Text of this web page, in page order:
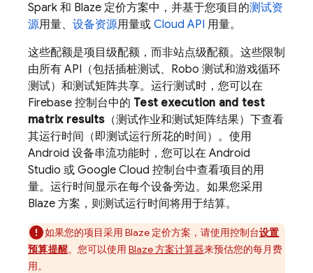
Spark 和 Blaze 定价方案中，并基于您项目的测试资
源用量、 设备资源用量或 Cloud API 用量。
这些配额是项目级配额，而非站点级配额。这些限制
由所有 API（包括插桩测试、Robo 测试和游戏循环
测试）和测试矩阵共享。运行测试时，您可以在
Firebase 控制台中的 Test execution and test
matrix results（测试作业和测试矩阵结果）下查看
其运行时间（即测试运行所花的时间）。使用
Android 设备串流功能时，您可以在 Android
Studio 或 Google Cloud 控制台中查看项目的用
量。运行时间显示在每个设备旁边。如果您采用
Blaze 方案，则测试运行时间将用于结算。
如果您的项目采用 Blaze 定价方案，请使用控制台设置
预算提醒。您可以使用 Blaze 方案计算器来预估您的每月费
用。